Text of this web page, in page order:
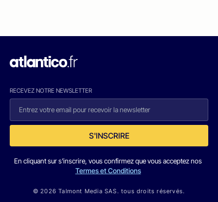
RECEVEZ NOTRE NEWSLETTER
S'INSCRIRE
En cliquant sur s'inscrire, vous confirmez que vous acceptez nos
Termes et Conditions
© 2026 Talmont Media SAS. tous droits réservés.